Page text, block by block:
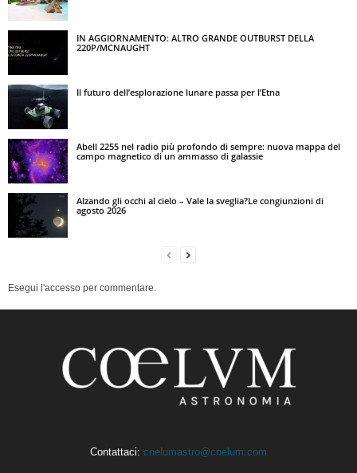
IN AGGIORNAMENTO: ALTRO GRANDE OUTBURST DELLA
220P/MCNAUGHT
Il futuro dell’esplorazione lunare passa per l’Etna
Abell 2255 nel radio più profondo di sempre: nuova mappa del
campo magnetico di un ammasso di galassie
Alzando gli occhi al cielo – Vale la sveglia?Le congiunzioni di
agosto 2026
Esegui l'accesso per commentare.
Contattaci: coelumastro@coelum.com